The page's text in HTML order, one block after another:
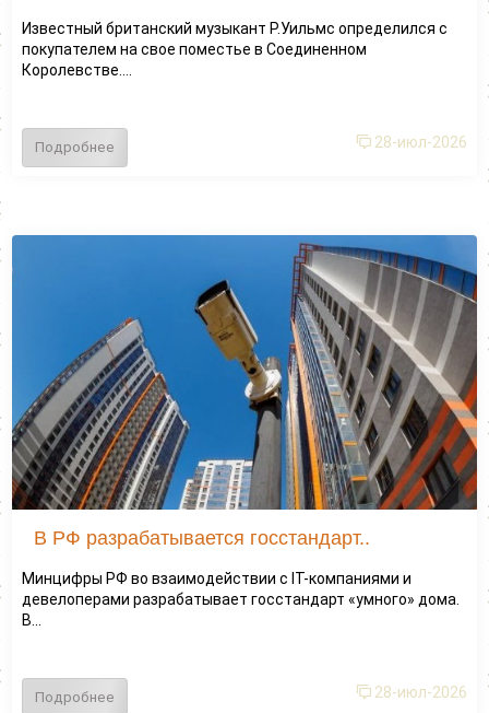
Известный британский музыкант Р.Уильмс определился с
покупателем на свое поместье в Соединенном
Королевстве....
Подробнее 28-июл-2026
В РФ разрабатывается госстандарт..
Минцифры РФ во взаимодействии с IT-компаниями и
девелоперами разрабатывает госстандарт «умного» дома.
В...
Подробнее 28-июл-2026